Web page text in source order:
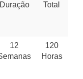
Duração Total
12
120
Horas